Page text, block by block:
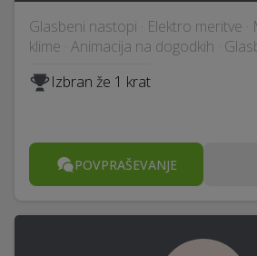
Glasbeni nastopi · Elektro meritve
klime · Animacija na dogodkih ·
Izbran že 1 krat
POVPRAŠEVANJE